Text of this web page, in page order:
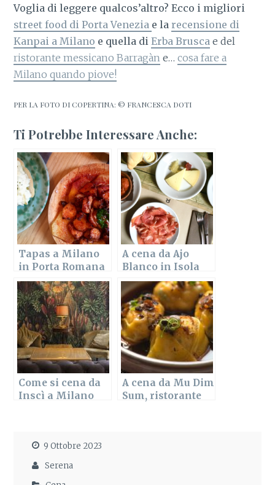
Voglia di leggere qualcos’altro? Ecco i migliori
street food di Porta Venezia e la recensione di
Kanpai a Milano e quella diErba Brusca e del
ristorante messicano Barragàn e…cosa fare a
Milano quando piove!
PER LA FOTO DI COPERTINA: © FRANCESCA DOTI
Ti Potrebbe Interessare Anche:
Tapas a Milano
in Porta Romana
da Tapas de
Pescado
A cena da Ajo
Blanco in Isola
per tapas e
sangria
Come si cena da
Inscì a Milano
A cena da Mu Dim
Sum, ristorante
9 Ottobre 2023
Serena